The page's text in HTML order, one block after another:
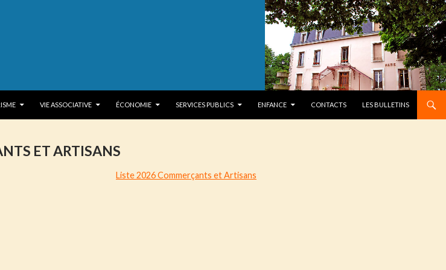
VIE ASSOCIATIVE ÉCONOMIE SERVICES PUBLICS ENFANCE CONTACTS LES BULLETINS
ET ARTISANS
Liste 2026 Commerçants et Artisans